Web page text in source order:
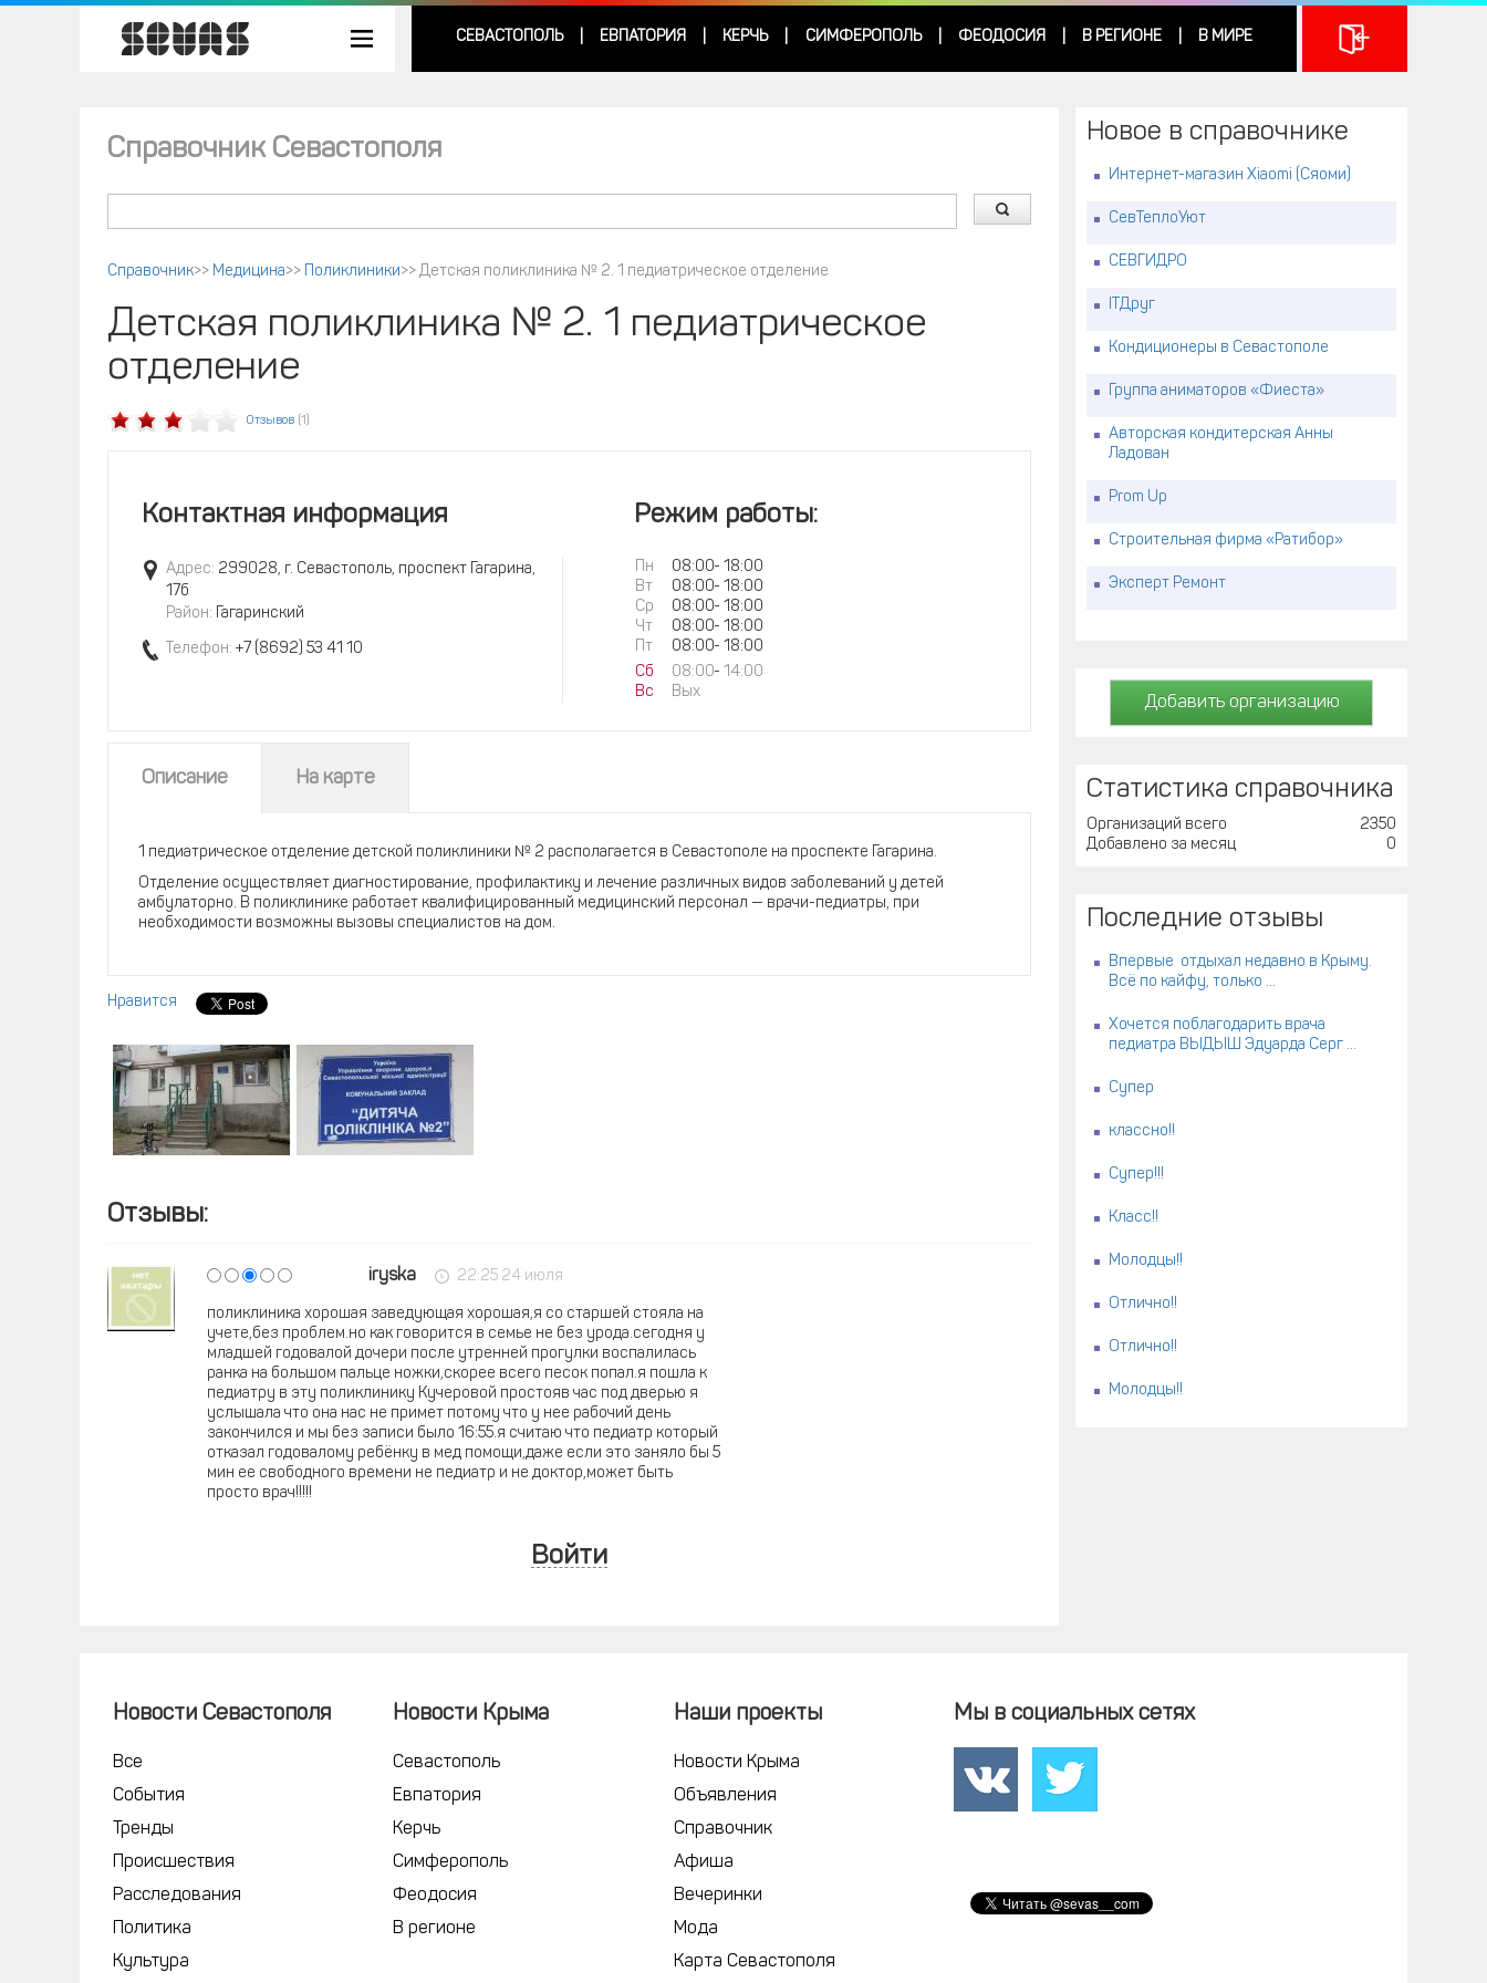
СЕВАСТОПОЛЬ ЕВПАТОРИЯ КЕРЧЬ СИМФЕРОПОЛЬ ФЕОДОСИЯ В РЕГИОНЕ В МИРЕ
Справочник Севастополя
Справочник>> Медицина>> Поликлиники>> Детская поликлиника № 2. 1 педиатрическое отделение
Детская поликлиника № 2. 1 педиатрическое
отделение
Отзывов (1)
Контактная информация
Адрес: 299028, г. Севастополь, проспект Гагарина,
17б
Район: Гагаринский
Телефон: +7 (8692) 53 41 10
Режим работы:
Пн 08:00- 18:00
Вт
08:00- 18:00
Ср
08:00- 18:00
Чт
08:00- 18:00
Пт
08:00- 18:00
Сб
08:00- 14:00
Вс
Вых
Описание На карте
1 педиатрическое отделение детской поликлиники № 2 располагается в Севастополе на проспекте Гагарина.
Отделение осуществляет диагностирование, профилактику и лечение различных видов заболеваний у детей
амбулаторно. В поликлинике работает квалифицированный медицинский персонал — врачи-педиатры, при
необходимости возможны вызовы специалистов на дом.
Нравится
Отзывы:
iryska 22:25 24 июля
поликлиника хорошая заведующая хорошая,я со старшей стояла на
учете,без проблем.но как говорится в семье не без урода.сегодня у
младшей годовалой дочери после утренней прогулки воспалилась
ранка на большом пальце ножки,скорее всего песок попал.я пошла к
педиатру в эту поликлинику Кучеровой простояв час под дверью я
услышала что она нас не примет потому что у нее рабочий день
закончился и мы без записи было 16:55.я считаю что педиатр который
отказал годовалому ребёнку в мед помощи,даже если это заняло бы 5
мин ее свободного времени не педиатр и не доктор,может быть
просто врач!!!!!
Войти
Новое в справочнике
Интернет-магазин Xiaomi (Сяоми)
СевТеплоУют
СЕВГИДРО
ITДруг
Кондиционеры в Севастополе
Группа аниматоров «Фиеста»
Авторская кондитерская Анны
Ладован
Prom Up
Строительная фирма «Ратибор»
Эксперт Ремонт
Добавить организацию
Статистика справочника
2350
Организаций всего
0
Добавлено за месяц
Последние отзывы
Впервые отдыхал недавно в Крыму.
Всё по кайфу, только ...
Хочется поблагодарить врача
педиатра ВЫДЫШ Эдуарда Серг ...
Супер
классно!!
Супер!!!
Класс!!
Молодцы!!
Отлично!!
Отлично!!
Молодцы!!
Новости Севастополя
Все
События
Тренды
Происшествия
Расследования
Политика
Культура
Новости Крыма
Севастополь
Евпатория
Керчь
Симферополь
Феодосия
В регионе
Наши проекты
Новости Крыма
Объявления
Справочник
Афиша
Вечеринки
Мода
Карта Севастополя
Мы в социальных сетях